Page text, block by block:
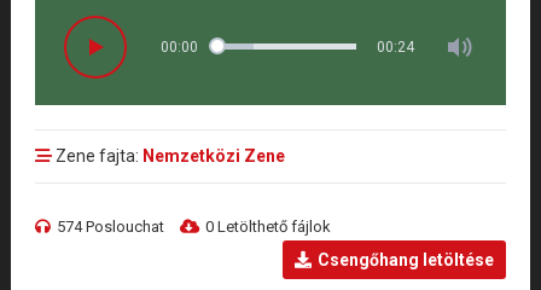
00:00 00:24
Zene fajta: Nemzetközi Zene
574 Poslouchat 0 Letölthető fájlok
Csengőhang letöltése